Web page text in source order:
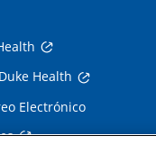
Health
Electrónico